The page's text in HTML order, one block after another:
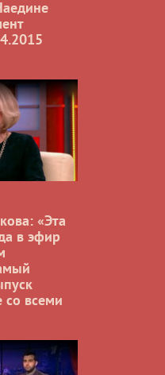
«Эта
в эфир
со всеми